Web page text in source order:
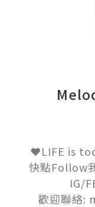
❤️LIFE is
快點Follow
IG/
歡迎聯絡: